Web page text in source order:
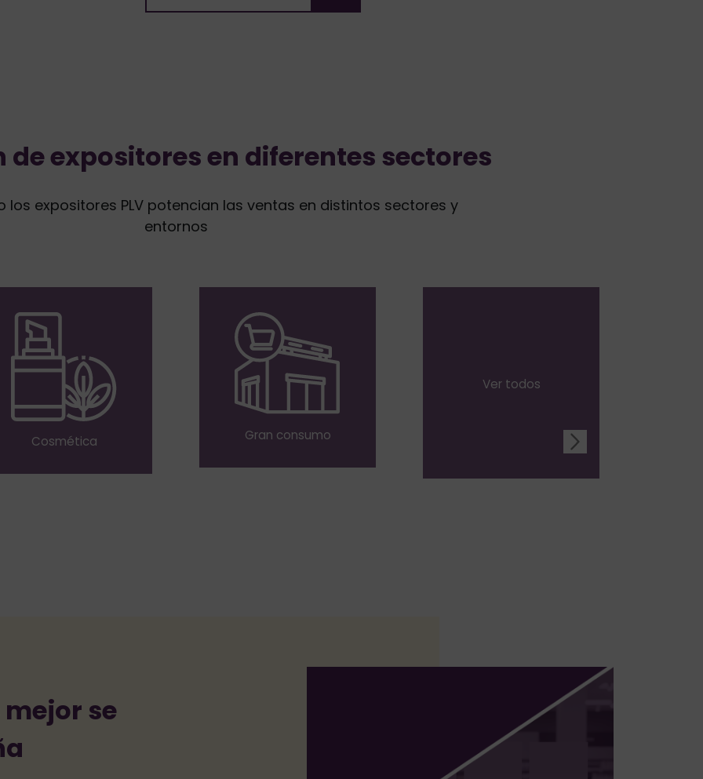
expositores en diferentes sectores
los expositores PLV potencian las ventas en distintos sectores y
entornos
Cosmética Gran consumo
Ver todos
se